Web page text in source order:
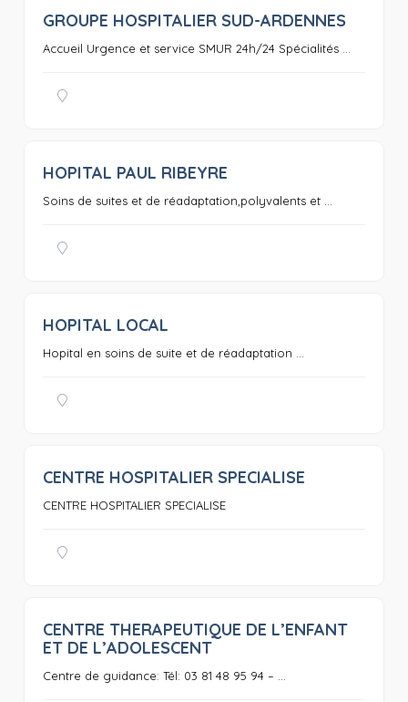
0
GROUPE HOSPITALIER SUD-ARDENNES
Accueil Urgence et service SMUR 24h/24 Spécialités ...
HOPITAL PAUL RIBEYRE
Soins de suites et de réadaptation,polyvalents et ...
HOPITAL LOCAL
Hopital en soins de suite et de réadaptation ...
CENTRE HOSPITALIER SPECIALISE
CENTRE HOSPITALIER SPECIALISE
0
CENTRE THERAPEUTIQUE DE L’ENFANT
ET DE L’ADOLESCENT
Centre de guidance: Tél: 03 81 48 95 94 – ...